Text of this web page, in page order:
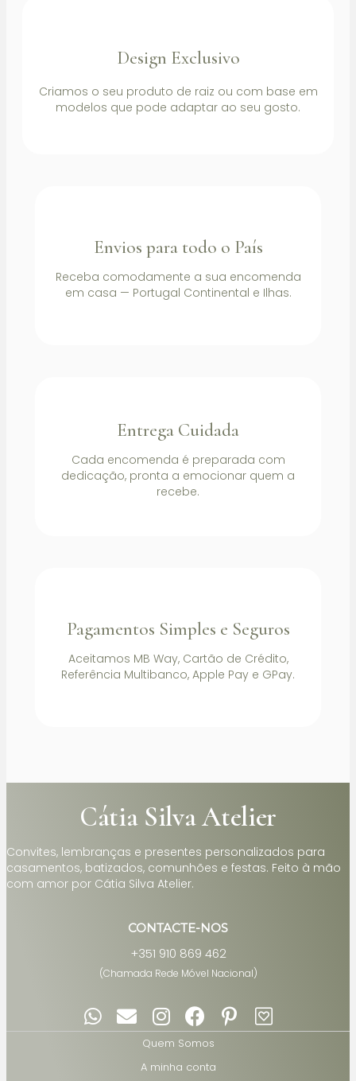
Design Exclusivo
Criamos o seu produto de raiz ou com base em
modelos que pode adaptar ao seu gosto.
Envios para todo o País
Receba comodamente a sua encomenda
em casa — Portugal Continental e Ilhas.
Entrega Cuidada
Cada encomenda é preparada com
dedicação, pronta a emocionar quem a
recebe.
Pagamentos Simples e Seguros
Aceitamos MB Way, Cartão de Crédito,
Referência Multibanco, Apple Pay e GPay.
Cátia Silva Atelier
Convites, lembranças e presentes personalizados para
casamentos, batizados, comunhões e festas. Feito à mão
com amor por Cátia Silva Atelier.
CONTACTE-NOS
+351 910 869 462
(Chamada Rede Móvel Nacional)
Quem Somos
A minha conta